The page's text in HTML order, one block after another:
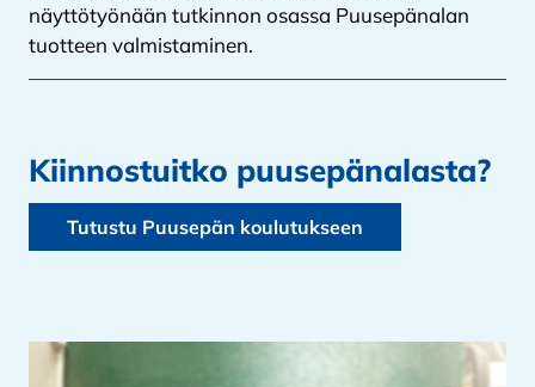
näyttötyönään tutkinnon osassa Puusepänalan
tuotteen valmistaminen.
Kiinnostuitko puusepänalasta?
Tutustu Puusepän koulutukseen